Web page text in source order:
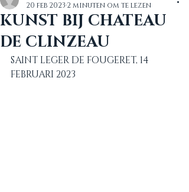
KUNST BIJ CHATEAU
DE CLINZEAU
20 feb 2023 2 minuten om te lezen
SAINT LEGER DE FOUGERET, 14
FEBRUARI 2023